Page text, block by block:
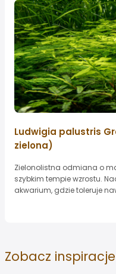
Ludwigia palustris
zielona)
Zielonolistna odmiana o
szybkim tempie wzrostu.
akwarium, gdzie toleruje
Zobacz inspiracje